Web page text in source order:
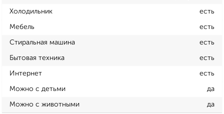
Холодильник есть
Мебель есть
Стиральная машина есть
Бытовая техника есть
Интернет есть
Можно с детьми да
Можно с животными да